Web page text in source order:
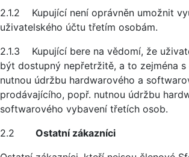
2.1.2 Kupující není oprávněn umožnit
uživatelského účtu třetím osobám.
2.1.3 Kupující bere na vědomí, že
být dostupný nepřetržitě, a to zejména s
nutnou údržbu hardwarového a
prodávajícího, popř. nutnou údržbu
softwarového vybavení třetích osob.
2.2 Ostatní zákazníci